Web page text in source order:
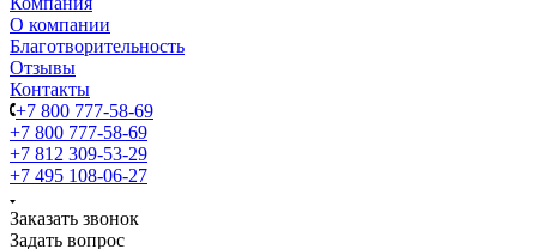
О компании
Благотворительность
Отзывы
Контакты
+7 800 777-58-69
+7 800 777-58-69
+7 812 309-53-29
+7 495 108-06-27
Заказать звонок
Задать вопрос